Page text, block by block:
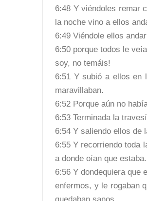
6:48 Y viéndoles remar
la noche vino a ellos
6:49 Viéndole ellos
6:50 porque todos le
soy, no temáis!
6:51 Y subió a ellos en
maravillaban.
6:52 Porque aún no
6:53 Terminada la
6:54 Y saliendo ellos de
6:55 Y recorriendo toda
a donde oían que estaba.
6:56 Y dondequiera que
enfermos, y le rogaban